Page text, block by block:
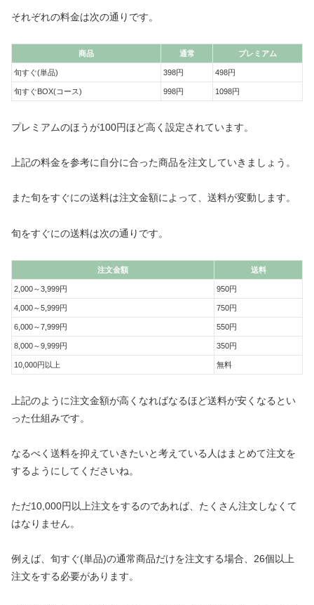
それぞれの料金は次の通りです。
商品 通常 プレミアム
旬すぐ(単品) 398円 498円
旬すぐBOX(コース) 998円 1098円
プレミアムのほうが100円ほど高く設定されています。
上記の料金を参考に自分に合った商品を注文していきましょう。
また旬をすぐにの送料は注文金額によって、送料が変動します。
旬をすぐにの送料は次の通りです。
注文金額 送料
2,000～3,999円 950円
4,000～5,999円 750円
6,000～7,999円 550円
8,000～9,999円 350円
10,000円以上 無料
上記のように注文金額が高くなればなるほど送料が安くなるとい
った仕組みです。
なるべく送料を抑えていきたいと考えている人はまとめて注文を
するようにしてくださいね。
ただ10,000円以上注文をするのであれば、たくさん注文しなくて
はなりません。
例えば、旬すぐ(単品)の通常商品だけを注文する場合、26個以上
注文をする必要があります。